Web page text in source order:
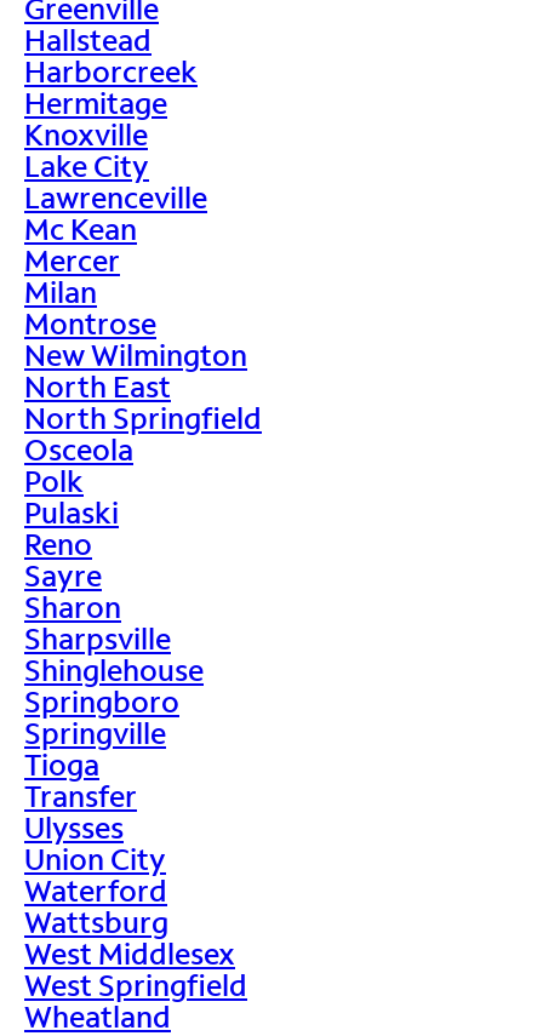
Greenville
Hallstead
Harborcreek
Hermitage
Knoxville
Lake City
Lawrenceville
Mc Kean
Mercer
Milan
Montrose
New Wilmington
North East
North Springfield
Osceola
Polk
Pulaski
Reno
Sayre
Sharon
Sharpsville
Shinglehouse
Springboro
Springville
Tioga
Transfer
Ulysses
Union City
Waterford
Wattsburg
West Middlesex
West Springfield
Wheatland